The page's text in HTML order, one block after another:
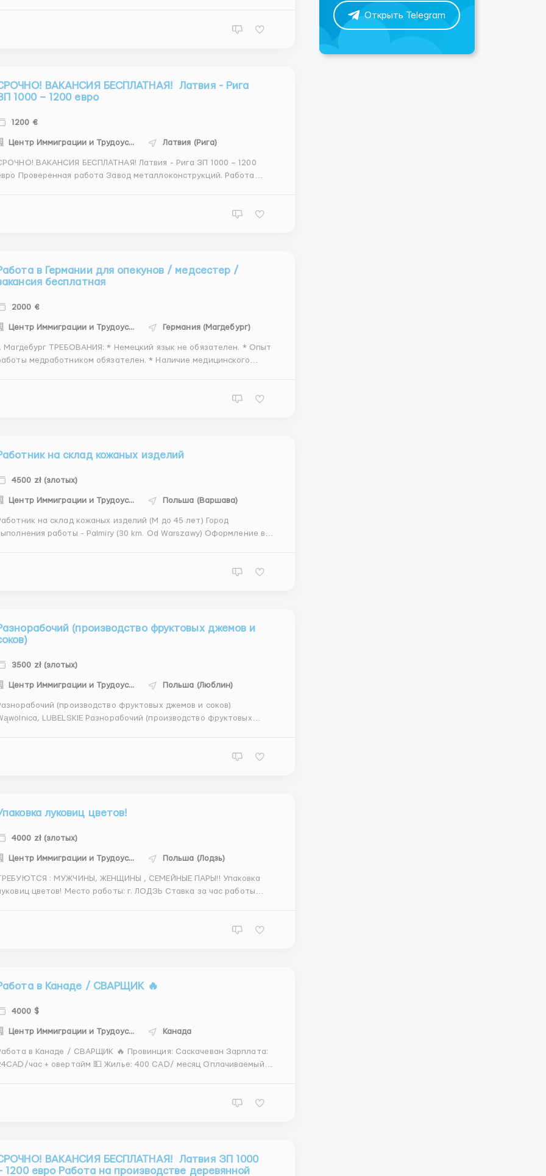
ВАКАНСИЯ БЕСПЛАТНАЯ! Латвия - Рига
1000 – 1200 евро
1200 €
Центр Иммиграции и Трудоустройства Латвия (Рига)
ВАКАНСИЯ БЕСПЛАТНАЯ! Латвия - Рига ЗП 1000 – 1200
работа Завод металлоконструкций. Работа
в Германии для опекунов / медсестер /
бесплатная
2000 €
Центр Иммиграции и Трудоустройства Германия (Магдебург)
ТРЕБОВАНИЯ: * Немецкий язык не обязателен. * Опыт
медработником обязателен. * Наличие медицинского
на склад кожаных изделий
4500 zł (злотых)
Центр Иммиграции и Трудоустройства Польша (Варшава)
на склад кожаных изделий (М до 45 лет) Город
работы - Palmiry (30 km. Od Warszawy) Оформление в
(производство фруктовых джемов и
3500 zł (злотых)
Центр Иммиграции и Трудоустройства Польша (Люблин)
(производство фруктовых джемов и соков)
LUBELSKIE Разнорабочий (производство фруктовых
луковиц цветов!
4000 zł (злотых)
Центр Иммиграции и Трудоустройства Польша (Лодзь)
: МУЖЧИНЫ, ЖЕНЩИНЫ , СЕМЕЙНЫЕ ПАРЫ!! Упаковка
цветов! Место работы: г. ЛОДЗЬ Ставка за час работы
в Канаде / СВАРЩИК 🔥
4000 $
Центр Иммиграции и Трудоустройства Канада
в Канаде / СВАРЩИК 🔥 Провинция: Саскачеван Зарплата:
час + овертайм 💵 Жилье: 400 CAD/ месяц Оплачиваемый
ВАКАНСИЯ БЕСПЛАТНАЯ! Латвия ЗП 1000
1200 евро Работа на производстве деревянной
Открыть Telegram